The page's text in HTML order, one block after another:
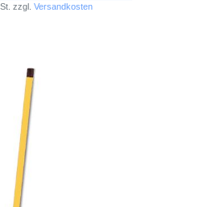
zzgl.Versandkosten